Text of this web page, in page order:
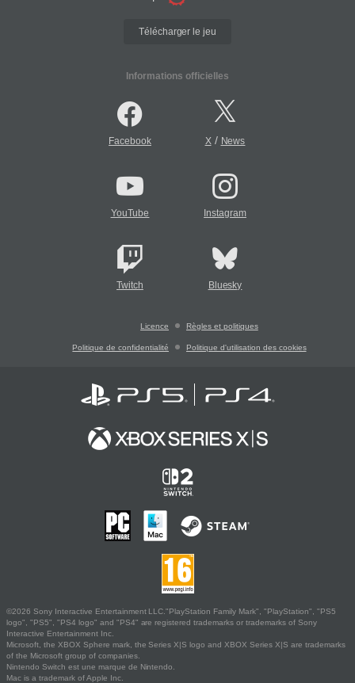
Télécharger le jeu
Informations officielles
Facebook X/ News
YouTube Instagram
Twitch Bluesky
Licence Règles et politiques
Politique de confidentialité Politique d'utilisation des cookies
©2026 Sony Interactive Entertainment LLC."PlayStation Family Mark", "PlayStation", "PS5
logo", "PS5", "PS4 logo" and "PS4" are registered trademarks or trademarks of Sony
Interactive Entertainment Inc.
Microsoft, the XBOX Sphere mark, the Series X|S logo and XBOX Series X|S are trademarks
of the Microsoft group of companies.
Nintendo Switch est une marque de Nintendo.
Mac is a trademark of Apple Inc.